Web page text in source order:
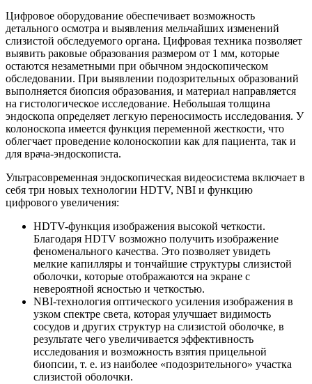
Цифровое оборудование обеспечивает возможность
детального осмотра и выявления мельчайших изменений
слизистой обследуемого органа. Цифровая техника позволяет
выявить раковые образования размером от 1 мм, которые
остаются незаметными при обычном эндоскопическом
обследовании. При выявлении подозрительных образований
выполняется биопсия образования, и материал направляется
на гистологическое исследование. Небольшая толщина
эндоскопа определяет легкую переносимость исследования. У
колоноскопа имеется функция переменной жесткости, что
облегчает проведение колоноскопии как для пациента, так и
для врача-эндоскописта.
Ультрасовременная эндоскопическая видеосистема включает в
себя три новых технологии HDTV, NBI и функцию
цифрового увеличения:
HDTV-функция изображения высокой четкости.
Благодаря HDTV возможно получить изображение
феноменального качества. Это позволяет увидеть
мелкие капилляры и тончайшие структуры слизистой
оболочки, которые отображаются на экране с
невероятной ясностью и четкостью.
NBI-технология оптического усиления изображения в
узком спектре света, которая улучшает видимость
сосудов и других структур на слизистой оболочке, в
результате чего увеличивается эффективность
исследования и возможность взятия прицельной
биопсии, т. е. из наиболее «подозрительного» участка
слизистой оболочки.